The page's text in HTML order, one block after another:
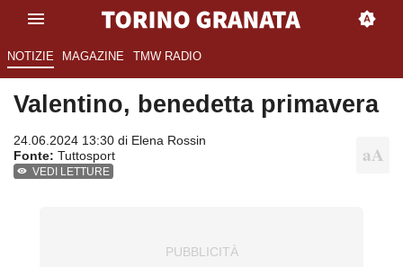
NOTIZIE MAGAZINE TMW RADIO
Valentino, benedetta primavera
24.06.2024 13:30 di Elena Rossin
Fonte: Tuttosport
VEDI LETTURE